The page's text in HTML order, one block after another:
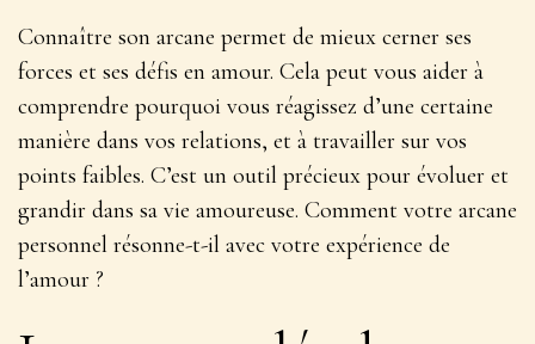
Connaître son arcane permet de mieux cerner ses
forces et ses défis en amour. Cela peut vous aider à
comprendre pourquoi vous réagissez d’une certaine
manière dans vos relations, et à travailler sur vos
points faibles. C’est un outil précieux pour évoluer et
grandir dans sa vie amoureuse. Comment votre arcane
personnel résonne-t-il avec votre expérience de
l’amour ?